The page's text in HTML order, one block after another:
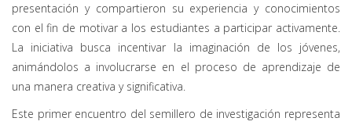
presentación y compartieron su experiencia y conocimientos
con el fin de motivar a los estudiantes a participar activamente.
La iniciativa busca incentivar la imaginación de los jóvenes,
animándolos a involucrarse en el proceso de aprendizaje de
una manera creativa y significativa.
Este primer encuentro del semillero de investigación representa